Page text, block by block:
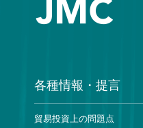
各種情報・提言
貿易投資上の問題点